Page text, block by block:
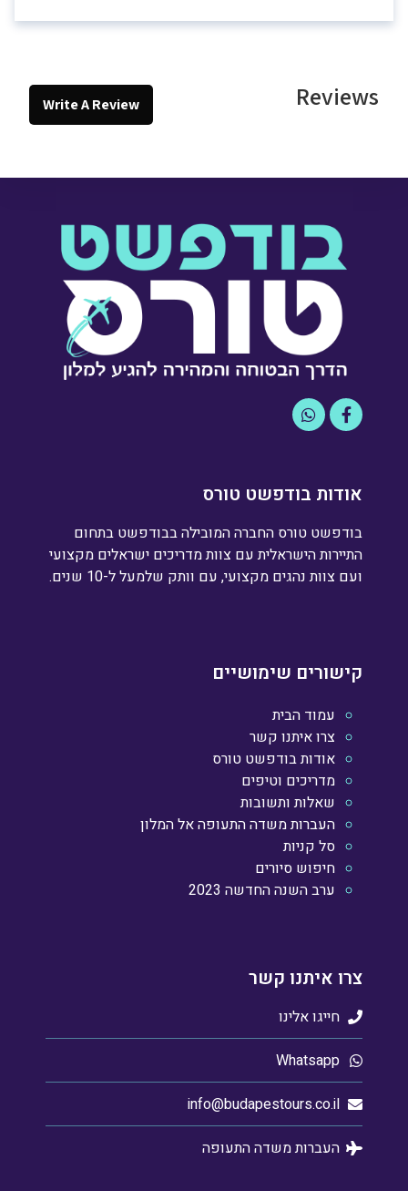
Reviews
Write A Review
אודות בודפשט טורס
בודפשט טורס החברה המובילה בבודפשט בתחום
התיירות הישראלית עם צוות מדריכים ישראלים מקצועי
ועם צוות נהגים מקצועי, עם וותק שלמעל ל-10 שנים.
קישורים שימושיים
עמוד הבית
צרו איתנו קשר
אודות בודפשט טורס
מדריכים וטיפים
שאלות ותשובות
העברות משדה התעופה אל המלון
סל קניות
חיפוש סיורים
ערב השנה החדשה 2023
צרו איתנו קשר
חייגו אלינו
Whatsapp
info@budapestours.co.il
העברות משדה התעופה